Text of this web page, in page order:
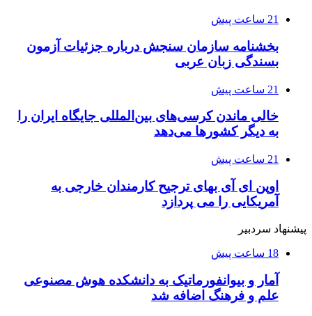
21 ساعت پیش
بخشنامه سازمان سنجش درباره جزئیات آزمون
بسندگی زبان عربی
21 ساعت پیش
خالی ماندن کرسی‌های بین‌المللی جایگاه ایران را
به دیگر کشورها می‌دهد
21 ساعت پیش
اوپن ای آی بهای ترجیح کارمندان خارجی به
آمریکایی را می پردازد
پیشنهاد سردبیر
18 ساعت پیش
آمار و بیوانفورماتیک به دانشکده هوش مصنوعی
علم و فرهنگ اضافه شد